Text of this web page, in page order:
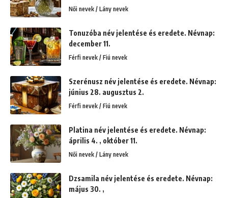
Női nevek / Lány nevek
Tonuzóba név jelentése és eredete. Névnap:
december 11.
Férfi nevek / Fiú nevek
Szerénusz név jelentése és eredete. Névnap:
június 28. augusztus 2.
Férfi nevek / Fiú nevek
Platina név jelentése és eredete. Névnap:
április 4. , október 11.
Női nevek / Lány nevek
Dzsamila név jelentése és eredete. Névnap:
május 30. ,